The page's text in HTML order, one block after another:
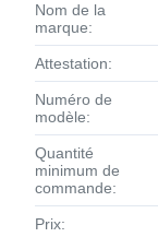
Nom de la
marque:
Attestation:
Numéro de
modèle:
Quantité
minimum de
commande:
Prix: